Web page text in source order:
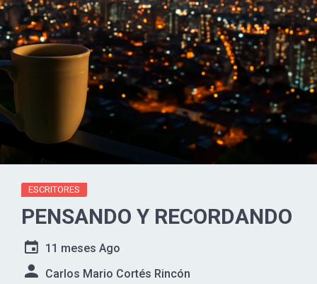
ESCRITORES
PENSANDO Y RECORDANDO
11 meses Ago
Carlos Mario Cortés Rincón